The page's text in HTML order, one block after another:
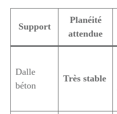
Support
Planéité
attendue
Dalle
béton
Très stable